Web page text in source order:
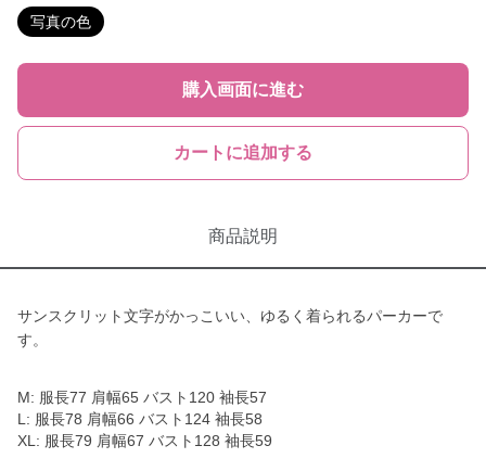
写真の色
購入画面に進む
カートに追加する
商品説明
サンスクリット文字がかっこいい、ゆるく着られるパーカーで
す。
M: 服長77 肩幅65 バスト120 袖長57
L: 服長78 肩幅66 バスト124 袖長58
XL: 服長79 肩幅67 バスト128 袖長59